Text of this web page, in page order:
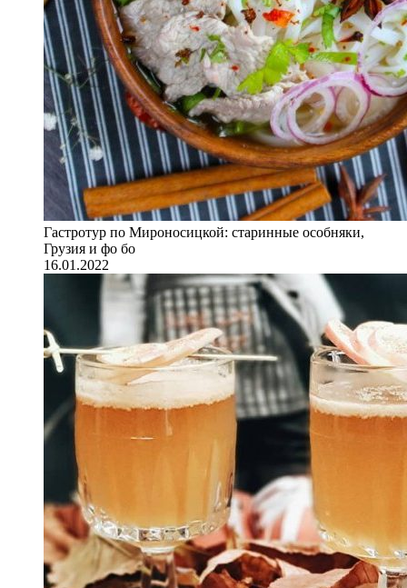
Гастротур по Мироносицкой: старинные особняки,
Грузия и фо бо
16.01.2022